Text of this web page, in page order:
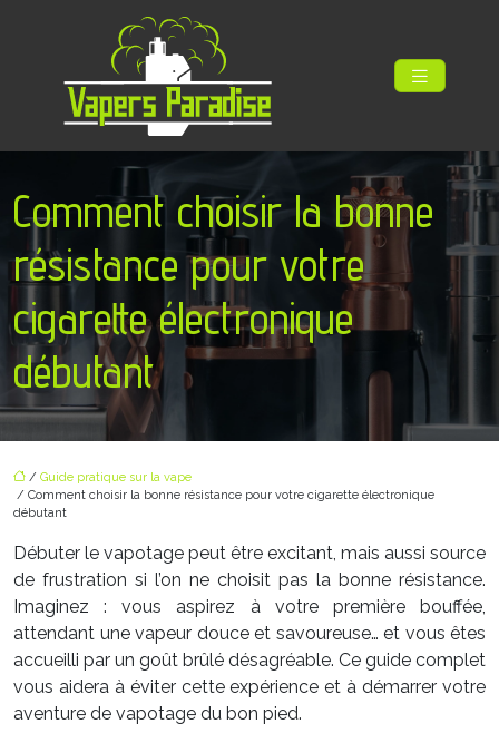
Comment choisir la bonne
résistance pour votre
cigarette électronique
débutant
/ Guide pratique sur la vape
/ Comment choisir la bonne résistance pour votre cigarette électronique
débutant
Débuter le vapotage peut être excitant, mais aussi source
de frustration si l’on ne choisit pas la bonne résistance.
Imaginez : vous aspirez à votre première bouffée,
attendant une vapeur douce et savoureuse… et vous êtes
accueilli par un goût brûlé désagréable. Ce guide complet
vous aidera à éviter cette expérience et à démarrer votre
aventure de vapotage du bon pied.